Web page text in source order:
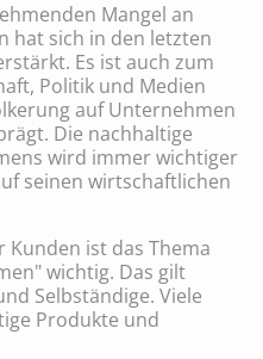
Mangel an
hat sich in den letzten
Es ist auch zum
Politik und Medien
auf Unternehmen
Die nachhaltige
wird immer wichtiger
seinen wirtschaftlichen
Kunden ist das Thema
wichtig. Das gilt
Selbständige. Viele
Produkte und